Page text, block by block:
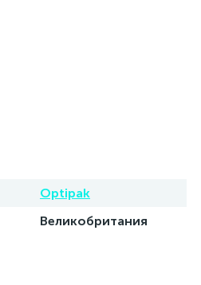
Optipak
Великобритания